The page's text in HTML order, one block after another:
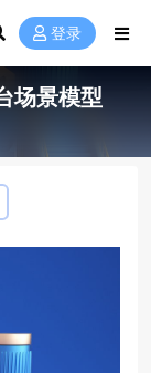
登录
场景模型